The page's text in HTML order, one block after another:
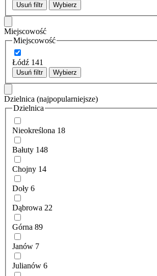
Usuń filtr Wybierz
Miejscowość
Miejscowość
Łódź 141
Usuń filtr Wybierz
Dzielnica (najpopularniejsze)
Dzielnica
Nieokreślona 18
Bałuty 148
Chojny 14
Doły 6
Dąbrowa 22
Górna 89
Janów 7
Julianów 6